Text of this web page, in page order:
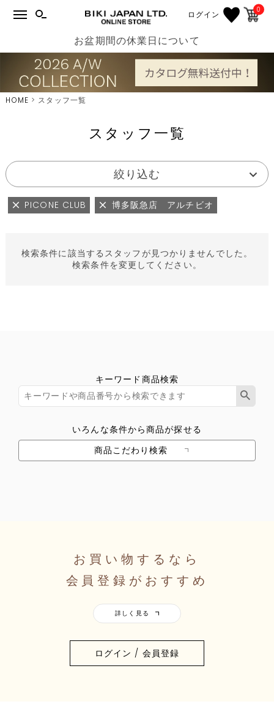
ログイン 0
お盆期間の休業日について
HOME スタッフ一覧
スタッフ一覧
絞り込む
PICONE CLUB 博多阪急店 アルチビオ
検索条件に該当するスタッフが見つかりませんでした。
検索条件を変更してください。
キーワード商品検索
いろんな条件から商品が探せる
商品こだわり検索
お買い物するなら
会員登録がおすすめ
ログイン / 会員登録